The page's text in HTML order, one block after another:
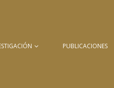
PUBLICACIONES